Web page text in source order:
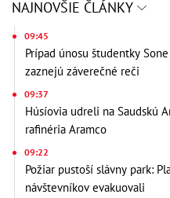
NAJNOVŠIE ČLÁNKY
09:45
Prípad únosu študentky
zaznejú záverečné reči
09:37
Húsíovia udreli na Saudskú
rafinéria Aramco
09:22
Požiar pustoší slávny park:
návštevníkov evakuovali